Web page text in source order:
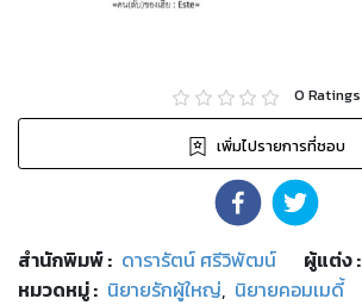
0 Ratings
เพิ่มไปรายการที่ชอบ
สำนักพิมพ์: ดารารัตน์ ศรีวิพัฒน์ ผู้แต่ง :
หมวดหมู่: นิยายรักผู้ใหญ่, นิยายคอมเมดี้